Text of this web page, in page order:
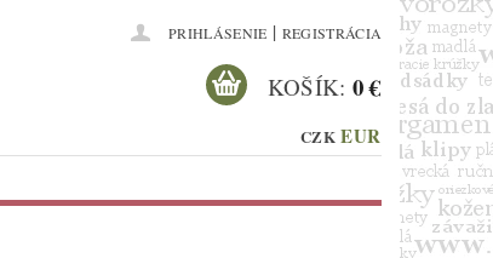
PRIHLÁSENIE | REGISTRÁCIA
CZK EUR
KOŠÍK: 0 €